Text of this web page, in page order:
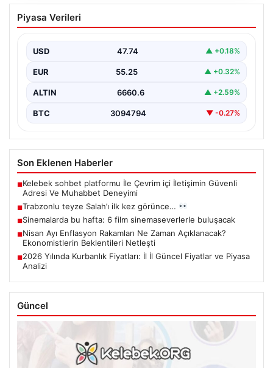
Trabzonlu teyze Salah’ı ilk kez
görünce…
Anlar Kameralarda", "content": "Trabzon'un sıcak ve…
Piyasa Verileri
USD 47.74 ▲ +0.18%
EUR 55.25 ▲ +0.32%
ALTIN 6660.6 ▲ +2.59%
BTC 3094794 ▼ -0.27%
Son Eklenen Haberler
■Kelebek sohbet platformu İle Çevrim içi İletişimin Güvenli
Adresi Ve Muhabbet Deneyimi
■Trabzonlu teyze Salah’ı ilk kez görünce…
■Sinemalarda bu hafta: 6 film sinemaseverlerle buluşacak
■Nisan Ayı Enflasyon Rakamları Ne Zaman Açıklanacak?
Ekonomistlerin Beklentileri Netleşti
■2026 Yılında Kurbanlık Fiyatları: İl İl Güncel Fiyatlar ve Piyasa
Analizi
Güncel